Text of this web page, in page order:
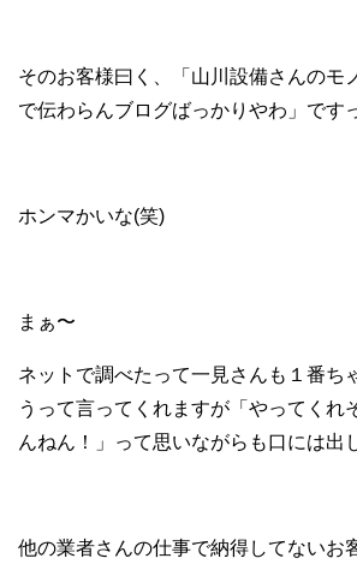
そのお客様曰く、「山川設備さんのモ
で伝わらんブログばっかりやわ」です
ホンマかいな(笑)
まぁ〜
ネットで調べたって一見さんも１番ち
うって言ってくれますが「やってくれ
んねん！」って思いながらも口には出
他の業者さんの仕事で納得してないお